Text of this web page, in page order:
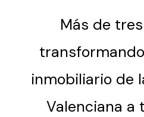
Más de
inmobiliario de
Valenciana a